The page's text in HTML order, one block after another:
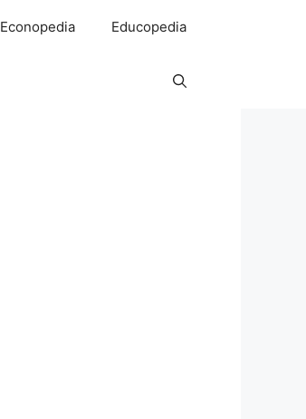
Econopedia Educopedia